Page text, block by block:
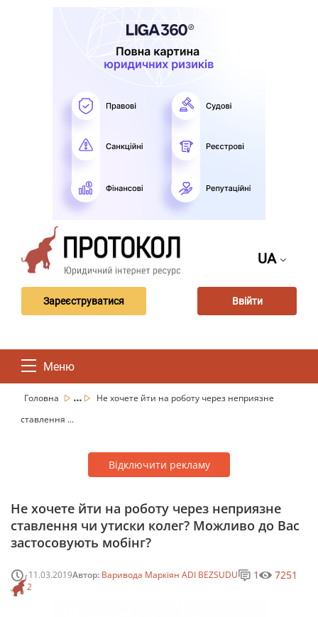
UA
Зареєструватися Ввійти
Меню
Головна ...
Не хочете йти на роботу через неприязне
ставлення ...
Відключити рекламу
Не хочете йти на роботу через неприязне
ставлення чи утиски колег? Можливо до Вас
застосовують мобінг?
11.03.2019Автор: Варивода Маркіян ADI BEZSUDU
2
1 7251